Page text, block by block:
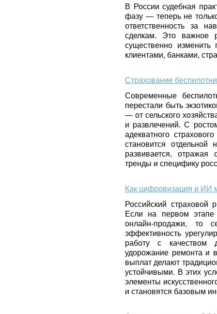
В России судебная
фазу — теперь не
ответственность за
сделкам. Это важное
существенно
клиентами, банками,
Страхование
Современные
перестали быть
— от сельского
и развлечений. С
адекватного
становится
развивается, отражая
тренды и специфику
Как цифровизация и ИИ
Российский страховой
Если на первом
онлайн-продажи, то
эффективность
работу с качеством
удорожание ремонта и
выплат делают
устойчивыми. В этих
элементы
и становятся базовым